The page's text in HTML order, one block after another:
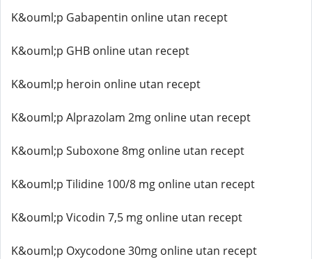
K&ouml;p Gabapentin online utan recept
K&ouml;p GHB online utan recept
K&ouml;p heroin online utan recept
K&ouml;p Alprazolam 2mg online utan recept
K&ouml;p Suboxone 8mg online utan recept
K&ouml;p Tilidine 100/8 mg online utan recept
K&ouml;p Vicodin 7,5 mg online utan recept
K&ouml;p Oxycodone 30mg online utan recept